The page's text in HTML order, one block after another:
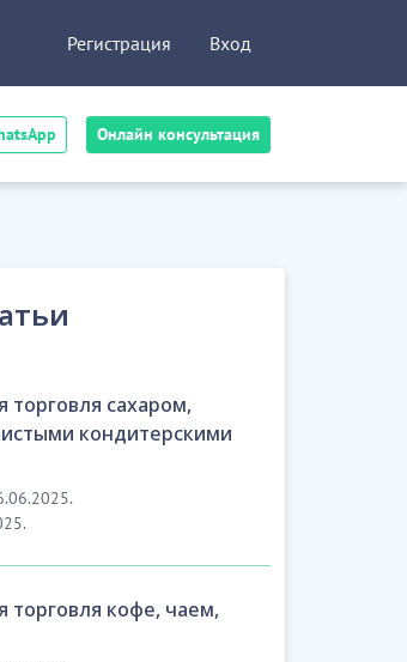
Онлайн консультация
Регистрация Вход
сахаром,
кондитерскими
торговля кофе, чаем,